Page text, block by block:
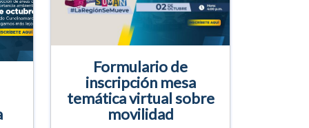
Formulario de
inscripción mesa
temática virtual sobre
movilidad